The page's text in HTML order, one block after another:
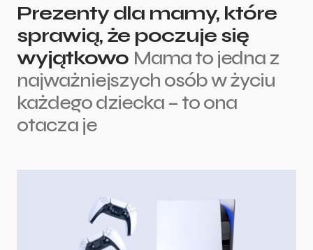
Prezenty dla mamy, które
sprawią, że poczuje się
wyjątkowo Mama to jedna z
najważniejszych osób w życiu
każdego dziecka – to ona
otacza je